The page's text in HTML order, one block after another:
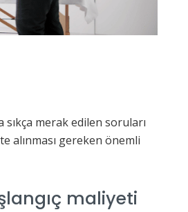
merak edilen soruları
alınması gereken önemli
maliyeti